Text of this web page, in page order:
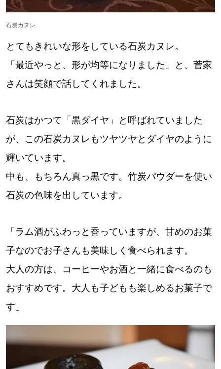
石炭カヌレ
とてもきれいな形をしている石炭カヌレ。
「最近やっと、形が均等になりました」と、菅家
さんは笑顔で話してくれました。
石炭はかつて「黒ダイヤ」と呼ばれていました
が、この石炭カヌレもツヤツヤとダイヤのように
輝いています。
中も、もちろん真っ黒です。竹炭パウダーを使い
石炭の色味を出しています。
「ラム酒がふわっと香っていますが、甘めのお菓
子なのでお子さんも美味しく食べられます。
大人の方は、コーヒーやお酒と一緒に食べるのも
おすすめです。大人も子どもも楽しめるお菓子で
す」